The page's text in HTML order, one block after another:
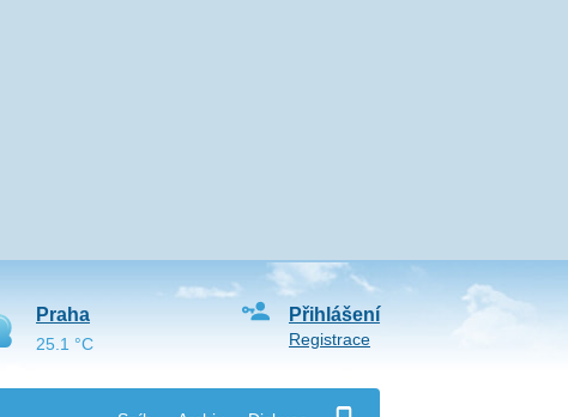
Přihlášení
Registrace
Praha
25.1 °C